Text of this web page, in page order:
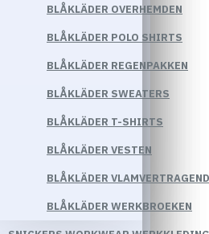
BLÅKLÄDER OVERHEMDEN
BLÅKLÄDER POLO SHIRTS
BLÅKLÄDER REGENPAKKEN
BLÅKLÄDER SWEATERS
BLÅKLÄDER T-SHIRTS
BLÅKLÄDER VESTEN
BLÅKLÄDER
BLÅKLÄDER WERKBROEKEN